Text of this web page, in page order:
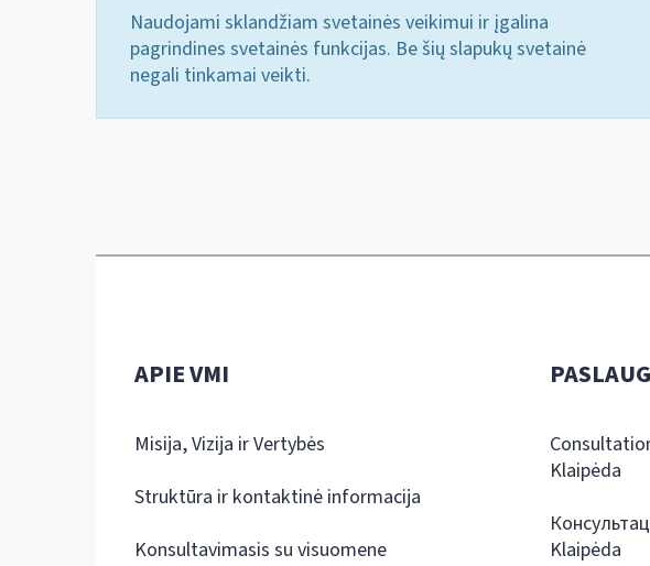
Naudojami sklandžiam svetainės veikimui ir įgalina
pagrindines svetainės funkcijas. Be šių slapukų svetainė
negali tinkamai veikti.
APIE VMI
Misija, Vizija ir Vertybės
Struktūra ir kontaktinė informacija
Konsultavimasis su visuomene
Klaipėda
Klaipėda